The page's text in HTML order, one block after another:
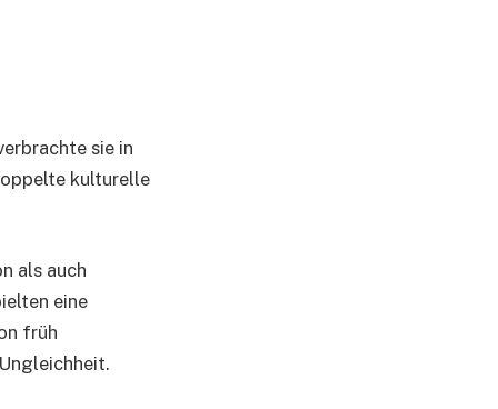
sie in
kulturelle
als auch
eine
früh